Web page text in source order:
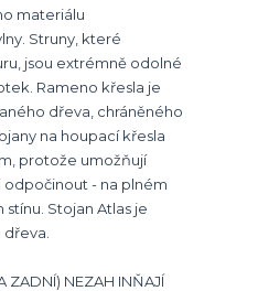
materiálu
Struny, které
jsou extrémně odolné
Rameno křesla je
dřeva, chráněného
na houpací křesla
protože umožňují
odpočinout - na plném
Stojan Atlas je
ZADNÍ) NEZAH INŇAJÍ